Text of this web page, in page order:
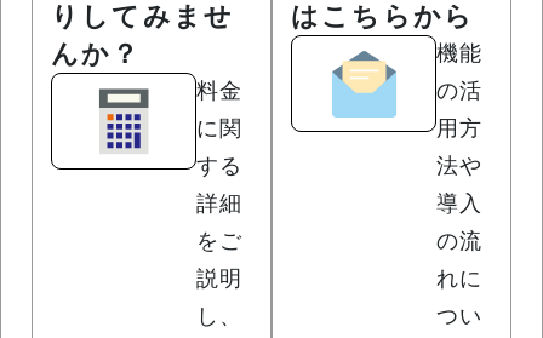
りしてみませ
んか？
料金
に関
する
詳細
をご
説明
し、
はこちらから
機能
の活
用方
法や
導入
の流
れに
つい